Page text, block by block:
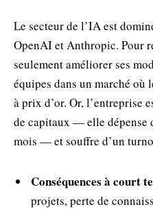
Le secteur de l’IA est
OpenAI et Anthropic. Pour
seulement améliorer ses
équipes dans un marché où
à prix d’or. Or, l’entreprise
de capitaux — elle dépense
mois — et souffre d’un
Conséquences à court
projets, perte de